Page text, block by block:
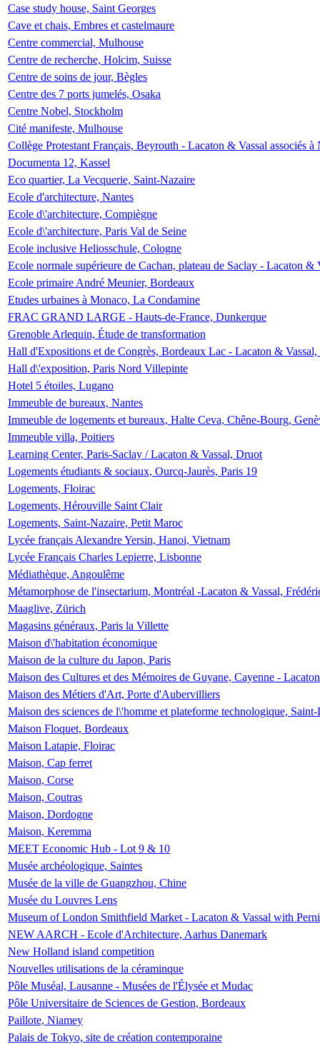
Case study house, Saint Georges
Cave et chais, Embres et castelmaure
Centre commercial, Mulhouse
Centre de recherche, Holcim, Suisse
Centre de soins de jour, Bègles
Centre des 7 ports jumelés, Osaka
Centre Nobel, Stockholm
Cité manifeste, Mulhouse
Collège Protestant Français, Beyrouth - Lacaton & Vassal associés
Documenta 12, Kassel
Eco quartier, La Vecquerie, Saint-Nazaire
Ecole d'architecture, Nantes
Ecole d\'architecture, Compiègne
Ecole d\'architecture, Paris Val de Seine
Ecole inclusive Heliosschule, Cologne
Ecole normale supérieure de Cachan, plateau de Saclay - Lacaton &
Ecole primaire André Meunier, Bordeaux
Etudes urbaines à Monaco, La Condamine
FRAC GRAND LARGE - Hauts-de-France, Dunkerque
Grenoble Arlequin, Étude de transformation
Hall d'Expositions et de Congrès, Bordeaux Lac - Lacaton &
Hall d\'exposition, Paris Nord Villepinte
Hotel 5 étoiles, Lugano
Immeuble de bureaux, Nantes
Immeuble de logements et bureaux, Halte Ceva, Chêne-Bourg,
Immeuble villa, Poitiers
Learning Center, Paris-Saclay / Lacaton & Vassal, Druot
Logements étudiants & sociaux, Ourcq-Jaurès, Paris 19
Logements, Floirac
Logements, Hérouville Saint Clair
Logements, Saint-Nazaire, Petit Maroc
Lycée français Alexandre Yersin, Hanoi, Vietnam
Lycée Français Charles Lepierre, Lisbonne
Médiathèque, Angoulême
Métamorphose de l'insectarium, Montréal -Lacaton & Vassal,
Maaglive, Zürich
Magasins généraux, Paris la Villette
Maison d\'habitation économique
Maison de la culture du Japon, Paris
Maison des Cultures et des Mémoires de Guyane, Cayenne -
Maison des Métiers d'Art, Porte d'Aubervilliers
Maison des sciences de l\'homme et plateforme technologique,
Maison Floquet, Bordeaux
Maison Latapie, Floirac
Maison, Cap ferret
Maison, Corse
Maison, Coutras
Maison, Dordogne
Maison, Keremma
MEET Economic Hub - Lot 9 & 10
Musée archéologique, Saintes
Musée de la ville de Guangzhou, Chine
Musée du Louvres Lens
Museum of London Smithfield Market - Lacaton & Vassal with
NEW AARCH - Ecole d'Architecture, Aarhus Danemark
New Holland island competition
Nouvelles utilisations de la céraminque
Pôle Muséal, Lausanne - Musées de l'Élysée et Mudac
Pôle Universitaire de Sciences de Gestion, Bordeaux
Paillote, Niamey
Palais de Tokyo, site de création contemporaine